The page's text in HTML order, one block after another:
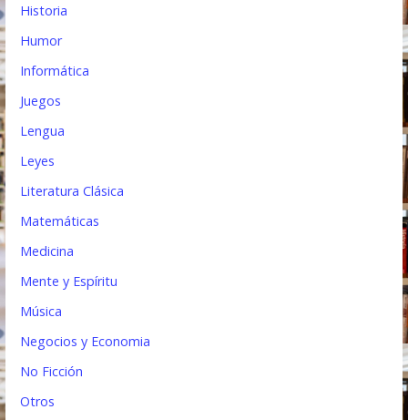
Historia
Humor
Informática
Juegos
Lengua
Leyes
Literatura Clásica
Matemáticas
Medicina
Mente y Espíritu
Música
Negocios y Economia
No Ficción
Otros